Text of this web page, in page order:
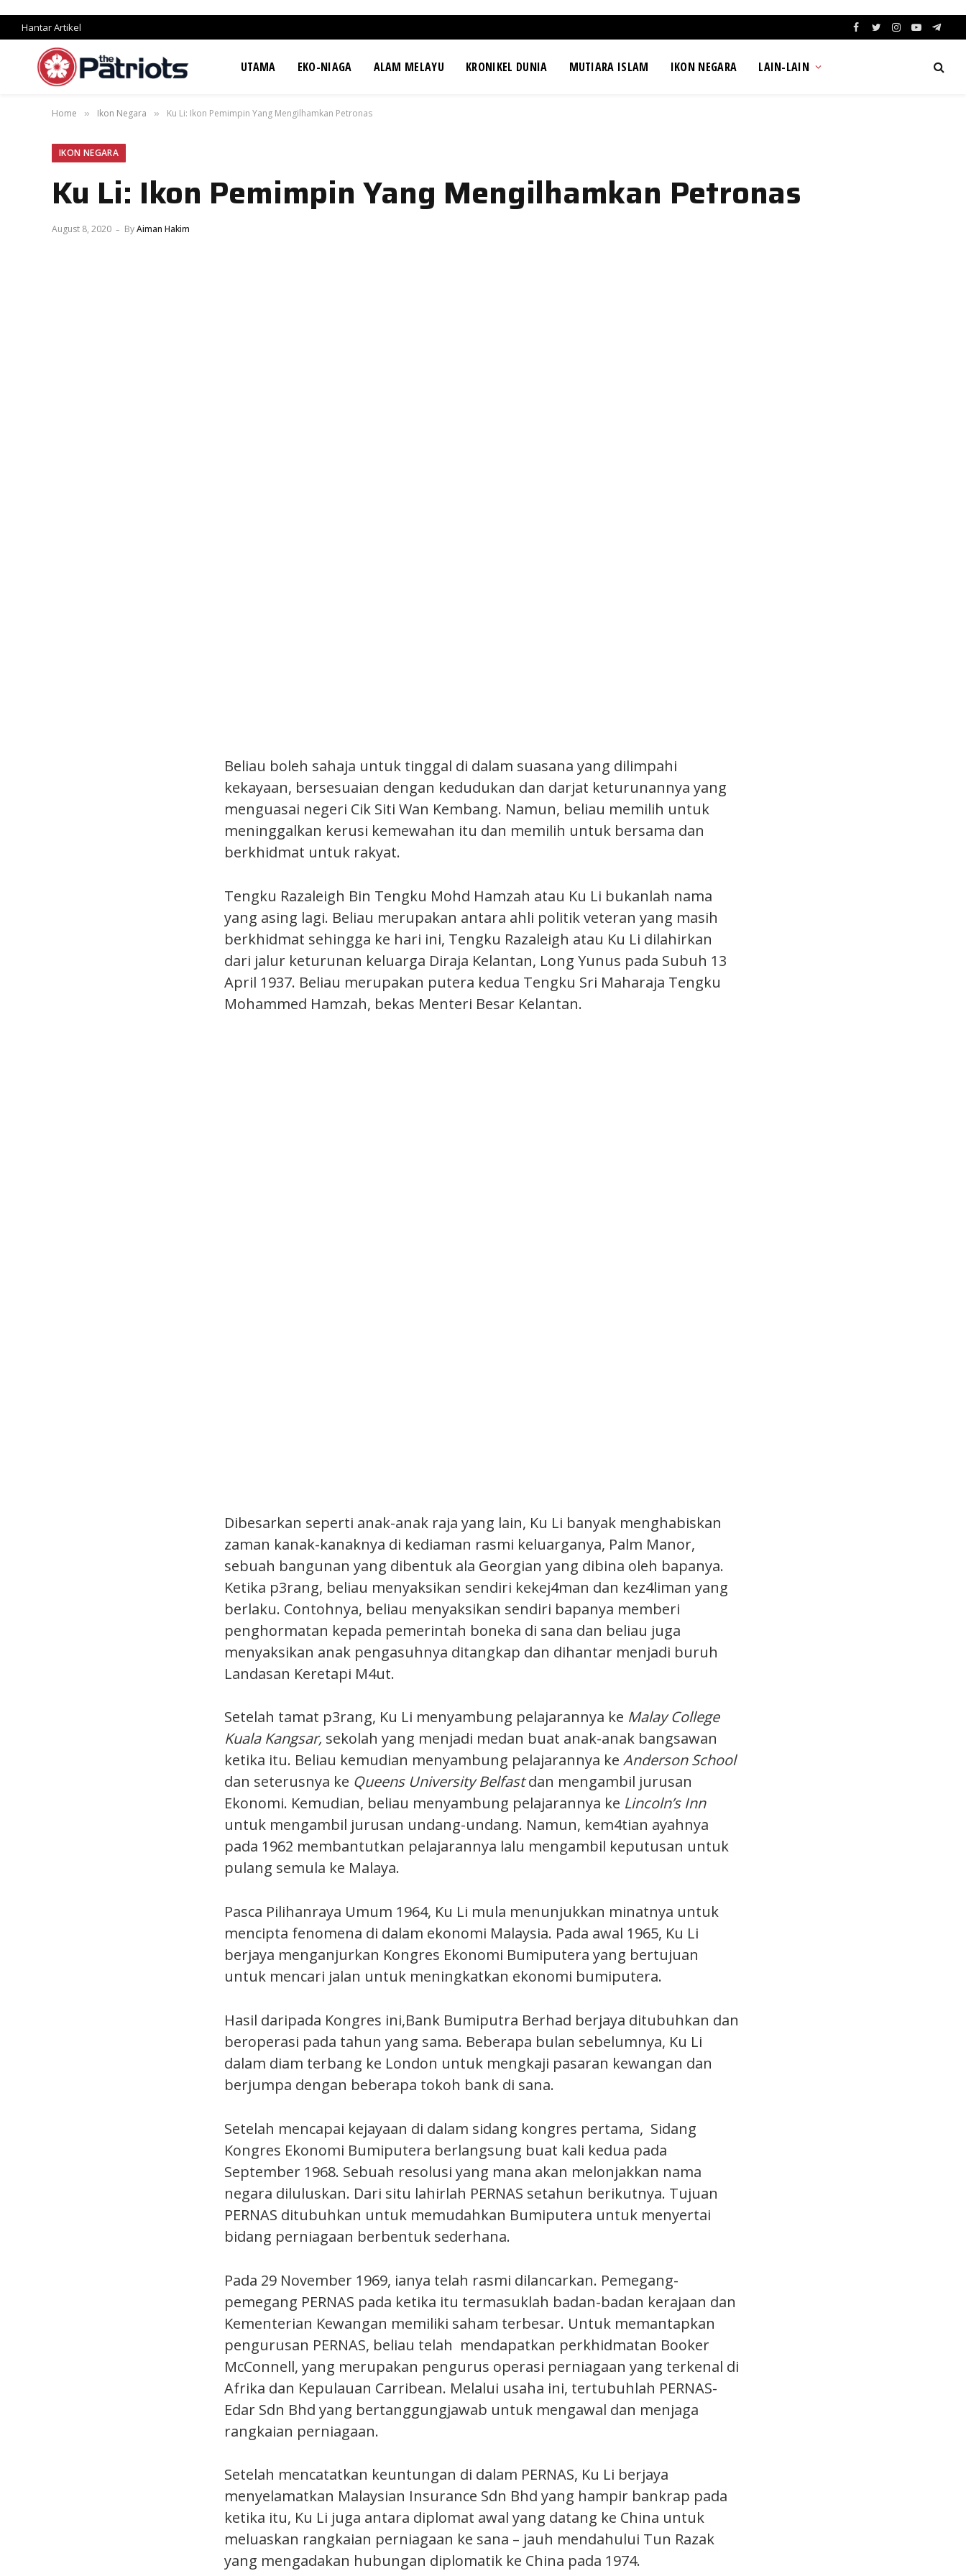
Hantar Artikel Facebook
TwitterInstagram
YouTube
UTAMA EKO-NIAGA ALAM MELAYU KRONIKEL DUNIA MUTIARA ISLAM IKON NEGARA LAIN-LAIN
Home » Ikon Negara » Ku Li: Ikon Pemimpin Yang Mengilhamkan Petronas
IKON NEGARA
Ku Li: Ikon Pemimpin Yang Mengilhamkan Petronas
August 8, 2020 ByAiman Hakim
Beliau boleh sahaja untuk tinggal di dalam suasana yang dilimpahi
kekayaan, bersesuaian dengan kedudukan dan darjat keturunannya yang
menguasai negeri Cik Siti Wan Kembang. Namun, beliau memilih untuk
meninggalkan kerusi kemewahan itu dan memilih untuk bersama dan
berkhidmat untuk rakyat.
Tengku Razaleigh Bin Tengku Mohd Hamzah atau Ku Li bukanlah nama
yang asing lagi. Beliau merupakan antara ahli politik veteran yang masih
berkhidmat sehingga ke hari ini, Tengku Razaleigh atau Ku Li dilahirkan
dari jalur keturunan keluarga Diraja Kelantan, Long Yunus pada Subuh 13
April 1937. Beliau merupakan putera kedua Tengku Sri Maharaja Tengku
Mohammed Hamzah, bekas Menteri Besar Kelantan.
Dibesarkan seperti anak-anak raja yang lain, Ku Li banyak menghabiskan
zaman kanak-kanaknya di kediaman rasmi keluarganya, Palm Manor,
sebuah bangunan yang dibentuk ala Georgian yang dibina oleh bapanya.
Ketika p3rang, beliau menyaksikan sendiri kekej4man dan kez4liman yang
berlaku. Contohnya, beliau menyaksikan sendiri bapanya memberi
penghormatan kepada pemerintah boneka di sana dan beliau juga
menyaksikan anak pengasuhnya ditangkap dan dihantar menjadi buruh
Landasan Keretapi M4ut.
Setelah tamat p3rang, Ku Li menyambung pelajarannya ke Malay College
Kuala Kangsar, sekolah yang menjadi medan buat anak-anak bangsawan
ketika itu. Beliau kemudian menyambung pelajarannya ke Anderson School
dan seterusnya ke Queens University Belfastdan mengambil jurusan
Ekonomi. Kemudian, beliau menyambung pelajarannya ke Lincoln’s Inn
untuk mengambil jurusan undang-undang. Namun, kem4tian ayahnya
pada 1962 membantutkan pelajarannya lalu mengambil keputusan untuk
pulang semula ke Malaya.
Pasca Pilihanraya Umum 1964, Ku Li mula menunjukkan minatnya untuk
mencipta fenomena di dalam ekonomi Malaysia. Pada awal 1965, Ku Li
berjaya menganjurkan Kongres Ekonomi Bumiputera yang bertujuan
untuk mencari jalan untuk meningkatkan ekonomi bumiputera.
Hasil daripada Kongres ini,Bank Bumiputra Berhad berjaya ditubuhkan dan
beroperasi pada tahun yang sama. Beberapa bulan sebelumnya, Ku Li
dalam diam terbang ke London untuk mengkaji pasaran kewangan dan
berjumpa dengan beberapa tokoh bank di sana.
Setelah mencapai kejayaan di dalam sidang kongres pertama, Sidang
Kongres Ekonomi Bumiputera berlangsung buat kali kedua pada
September 1968. Sebuah resolusi yang mana akan melonjakkan nama
negara diluluskan. Dari situ lahirlah PERNAS setahun berikutnya. Tujuan
PERNAS ditubuhkan untuk memudahkan Bumiputera untuk menyertai
bidang perniagaan berbentuk sederhana.
Pada 29 November 1969, ianya telah rasmi dilancarkan. Pemegang-
pemegang PERNAS pada ketika itu termasuklah badan-badan kerajaan dan
Kementerian Kewangan memiliki saham terbesar. Untuk memantapkan
pengurusan PERNAS, beliau telah mendapatkan perkhidmatan Booker
McConnell, yang merupakan pengurus operasi perniagaan yang terkenal di
Afrika dan Kepulauan Carribean. Melalui usaha ini, tertubuhlah PERNAS-
Edar Sdn Bhd yang bertanggungjawab untuk mengawal dan menjaga
rangkaian perniagaan.
Setelah mencatatkan keuntungan di dalam PERNAS, Ku Li berjaya
menyelamatkan Malaysian Insurance Sdn Bhd yang hampir bankrap pada
ketika itu, Ku Li juga antara diplomat awal yang datang ke China untuk
meluaskan rangkaian perniagaan ke sana – jauh mendahului Tun Razak
yang mengadakan hubungan diplomatik ke China pada 1974.